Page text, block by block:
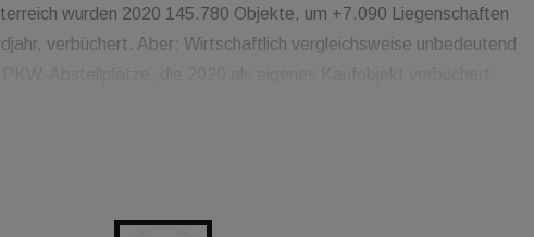
wurden 2020 145.780 Objekte, um +7.090 Liegenschaften
verbüchert. Aber: Wirtschaftlich vergleichsweise unbedeutend
Bernhard Reikersdorfer, Geschäftsführer von Re/Max Austria